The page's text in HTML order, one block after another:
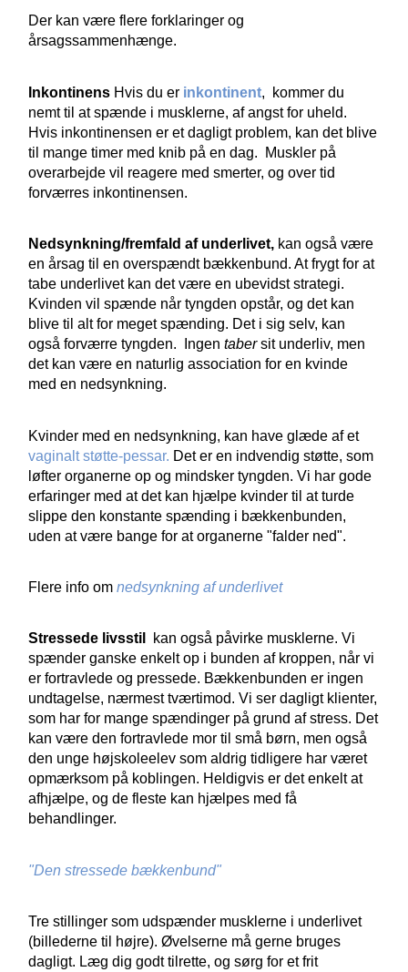
Der kan være flere forklaringer og
årsagssammenhænge.
Inkontinens Hvis du er inkontinent, kommer du
nemt til at spænde i musklerne, af angst for uheld.
Hvis inkontinensen er et dagligt problem, kan det blive
til mange timer med knib på en dag. Muskler på
overarbejde vil reagere med smerter, og over tid
forværres inkontinensen.
Nedsynkning/fremfald af underlivet, kan også være
en årsag til en overspændt bækkenbund. At frygt for at
tabe underlivet kan det være en ubevidst strategi.
Kvinden vil spænde når tyngden opstår, og det kan
blive til alt for meget spænding. Det i sig selv, kan
også forværre tyngden. Ingentabersit underliv, men
det kan være en naturlig association for en kvinde
med en nedsynkning.
Kvinder med en nedsynkning, kan have glæde af et
vaginalt støtte-pessar. Det er en indvendig støtte, som
løfter organerne op og mindsker tyngden. Vi har gode
erfaringer med at det kan hjælpe kvinder til at turde
slippe den konstante spænding i bækkenbunden,
uden at være bange for at organerne "falder ned".
Flere info omnedsynkning af underlivet
Stressede livsstil
kan også påvirke musklerne. Vi
spænder ganske enkelt op i bunden af kroppen, når vi
er fortravlede og pressede. Bækkenbunden er ingen
undtagelse, nærmest tværtimod. Vi ser dagligt klienter,
som har for mange spændinger på grund af stress. Det
kan være den fortravlede mor til små børn, men også
den unge højskoleelev som aldrig tidligere har været
opmærksom på koblingen. Heldigvis er det enkelt at
afhjælpe, og de fleste kan hjælpes med få
behandlinger.
"Den stressede bækkenbund"
Tre stillinger som udspænder musklerne i underlivet
(billederne til højre). Øvelserne må gerne bruges
dagligt. Læg dig godt tilrette, og sørg for et frit